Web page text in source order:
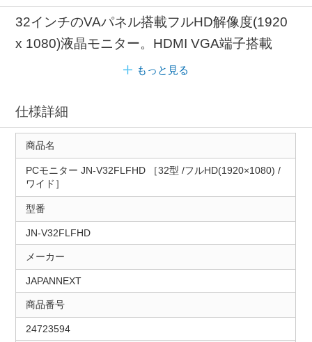
32インチのVAパネル搭載フルHD解像度(1920
x 1080)液晶モニター。HDMI VGA端子搭載
もっと見る
仕様詳細
商品名
PCモニター JN-V32FLFHD ［32型 /フルHD(1920×1080) /
ワイド］
型番
JN-V32FLFHD
メーカー
JAPANNEXT
商品番号
24723594